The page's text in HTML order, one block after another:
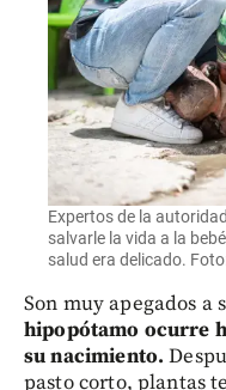
Expertos de la
salvarle la vida a la
salud era delicado.
Son muy apegados a
hipopótamo ocurre
su nacimiento.
pasto corto, plantas